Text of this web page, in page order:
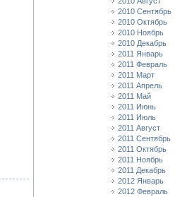
2010 Сентябрь
2010 Октябрь
2010 Ноябрь
2010 Декабрь
2011 Январь
2011 Февраль
2011 Март
2011 Апрель
2011 Май
2011 Июнь
2011 Июль
2011 Август
2011 Сентябрь
2011 Октябрь
2011 Ноябрь
2011 Декабрь
2012 Январь
2012 Февраль